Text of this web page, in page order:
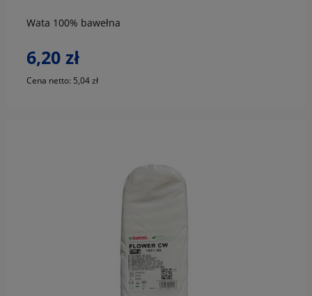
Wata 100% bawełna
6,20 zł
Cena netto: 5,04 zł